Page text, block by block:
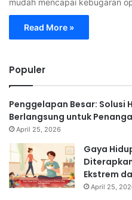
mudah mencapai kebugaran
Read More »
Populer
Penggelapan Besar: Solusi
Berlangsung untuk
April 25, 2026
Gaya
Ekstrem
April 25,